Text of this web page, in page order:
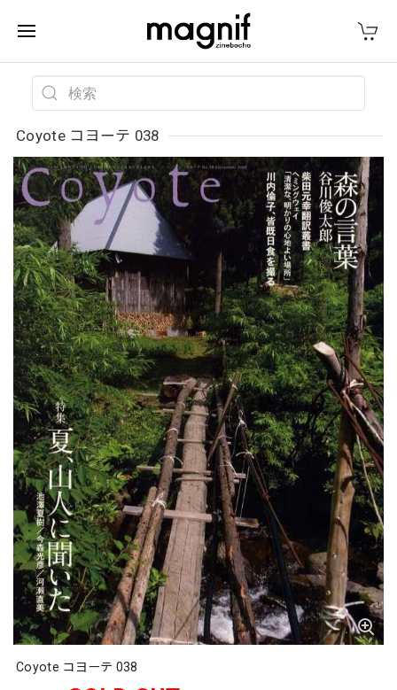
Coyote コヨーテ 038
Coyote コヨーテ 038